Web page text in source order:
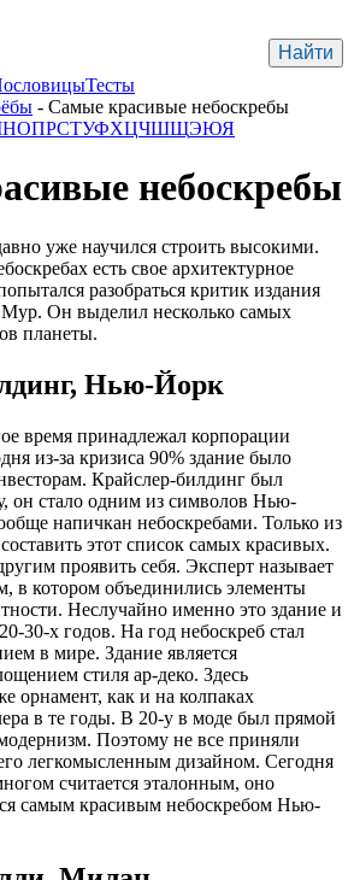
Тесты
- Самые красивые небоскребы
НОПРСТУФХЦЧШЩЭЮЯ
небоскребы
уже научился строить высокими.
есть свое архитектурное
разобраться критик издания
Мур. Он выделил несколько самых
планеты.
Нью-Йорк
время принадлежал корпорации
из-за кризиса 90% здание было
Крайслер-билдинг был
он стало одним из символов Нью-
напичкан небоскребами. Только из
этот список самых красивых.
проявить себя. Эксперт называет
в котором объединились элементы
Неслучайно именно это здание и
30-х годов. На год небоскреб стал
в мире. Здание является
стиля ар-деко. Здесь
орнамент, как и на колпаках
в те годы. В 20-у в моде был прямой
Поэтому не все приняли
легкомысленным дизайном. Сегодня
считается эталонным, оно
самым красивым небоскребом Нью-